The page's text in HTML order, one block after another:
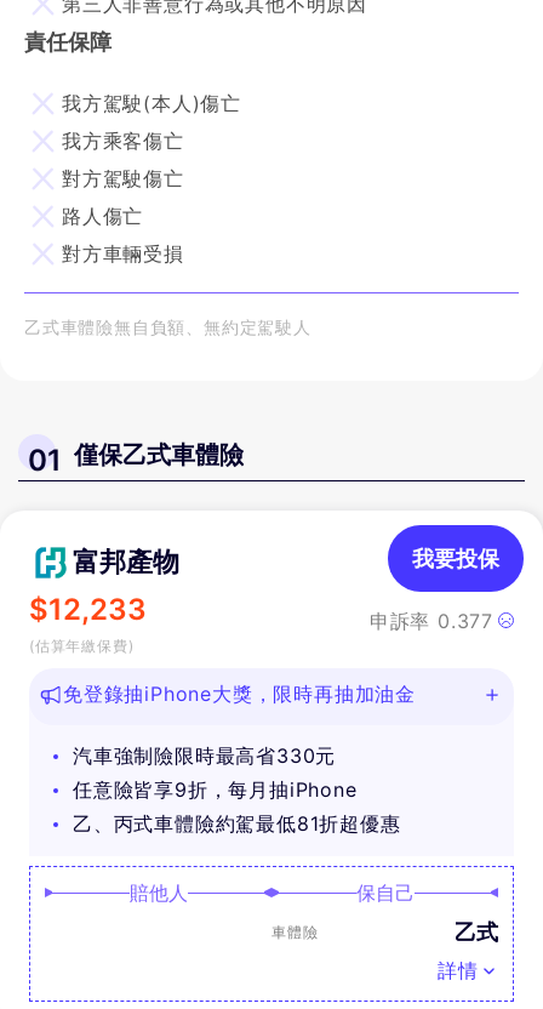
責任保障
我方駕駛(本人)傷亡
我方乘客傷亡
對方駕駛傷亡
路人傷亡
對方車輛受損
乙式車體險無自負額、無約定駕駛人
01 僅保乙式車體險
富邦產物
$12,233
(估算年繳保費)
申訴率 0.377
我要投保
免登錄抽iPhone大獎，限時再抽加油金
汽車強制險限時最高省330元
任意險皆享9折，每月抽iPhone
乙、丙式車體險約駕最低81折超優惠
賠他人 保自己
車體險 乙式
詳情